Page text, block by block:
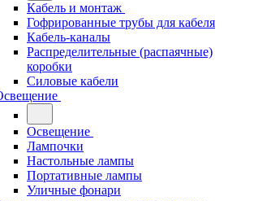
Кабель и монтаж
Гофрированные трубы для кабеля
Кабель-каналы
Распределительные (распаячные)
коробки
Силовые кабели
Освещение
Лампочки
Настольные лампы
Портативные лампы
Уличные фонари